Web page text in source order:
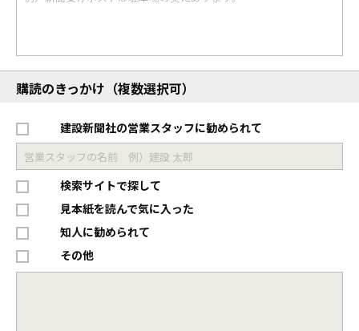
購読のきっかけ（複数選択可）
建設新聞社の営業スタッフに勧められて
検索サイトで探して
見本紙を読んで気に入った
知人に勧められて
その他